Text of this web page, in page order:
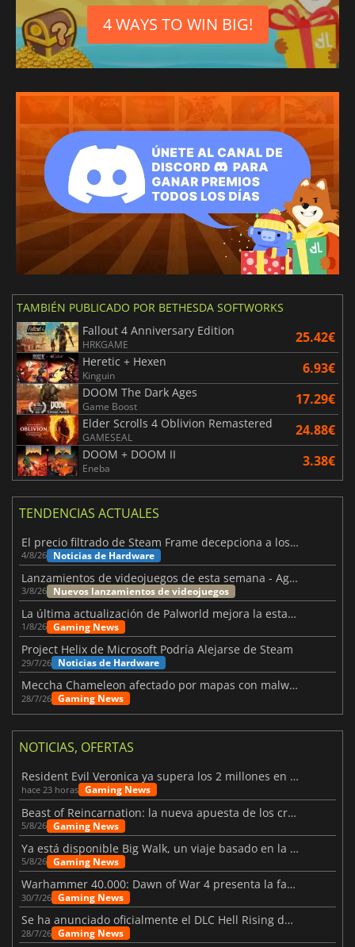
4 WAYS TO WIN BIG!
TAMBIÉN PUBLICADO POR BETHESDA SOFTWORKS
Fallout 4 Anniversary Edition
HRKGAME 25.42€
Heretic + Hexen
Kinguin 6.93€
DOOM The Dark Ages
Game Boost 17.29€
Elder Scrolls 4 Oblivion Remastered
GAMESEAL 24.88€
DOOM + DOOM II
Eneba 3.38€
TENDENCIAS ACTUALES
El precio filtrado de Steam Frame decepciona a los usuarios
4/8/26 Noticias de Hardware
Lanzamientos de videojuegos de esta semana - Agosto de 2026 (semana 32)
3/8/26 Nuevos lanzamientos de videojuegos
La última actualización de Palworld mejora la estabilidad
1/8/26 Gaming News
Project Helix de Microsoft Podría Alejarse de Steam
29/7/26 Noticias de Hardware
Meccha Chameleon afectado por mapas con malware y Discord
28/7/26 Gaming News
NOTICIAS, OFERTAS
Resident Evil Veronica ya supera los 2 millones en listas de deseados
hace 23 horas Gaming News
Beast of Reincarnation: la nueva apuesta de los creadores de Pokémon
5/8/26 Gaming News
Ya está disponible Big Walk, un viaje basado en la amistad
5/8/26 Gaming News
Warhammer 40.000: Dawn of War 4 presenta la facción de los Necrones
30/7/26 Gaming News
Se ha anunciado oficialmente el DLC Hell Rising de Nioh 3
28/7/26 Gaming News